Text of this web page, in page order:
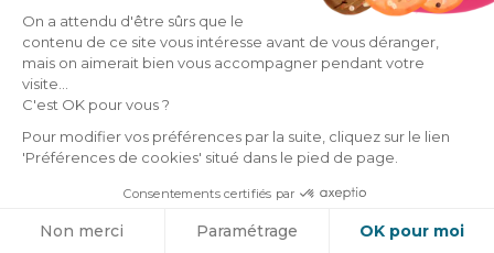
On a attendu d'être sûrs que le
contenu de ce site vous intéresse avant de vous déranger,
mais on aimerait bien vous accompagner pendant votre
visite...
C'est OK pour vous ?
Pour modifier vos préférences par la suite, cliquez sur le lien
'Préférences de cookies' situé dans le pied de page.
Consentements certifiés par
Non merci Paramétrage OK pour moi